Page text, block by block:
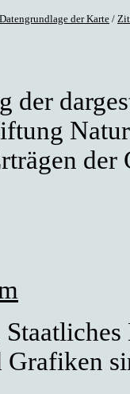
Datengrundlage der Karte /
der
der